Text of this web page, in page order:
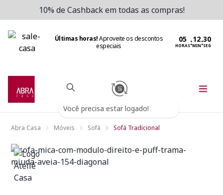
10% de Cashback em todas as compras!
Últimas horas!Aproveite os descontos
especiais
HORAS:MIN:SEG
Você precisa estar logado!
Abra Casa Móveis Sofá Sofá Tradicional